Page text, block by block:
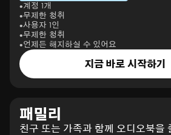
계정 1개
무제한 청취
사용자 1인
무제한 청취
언제든 해지하실 수 있어요
지금 바로 시작하기
패밀리
친구 또는 가족과 함께 오디오북을